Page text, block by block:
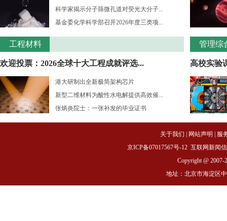
科学家揭示分子筛微孔道对荧光大分子...
基金委化学科学部召开2026年度三类项...
工程材料
欢迎投票：2026全球十大工程成就评选...
港大研制出全新极简架构芯片
新型二维材料为酸性水电解提供高效催...
张炳炎院士：一张补发的毕业证书
管理综
高校实验
关于我们 网站声明
服
京ICP备07017567号-12 互联网新闻
Copyright @ 2007-
地址：北京市海淀区